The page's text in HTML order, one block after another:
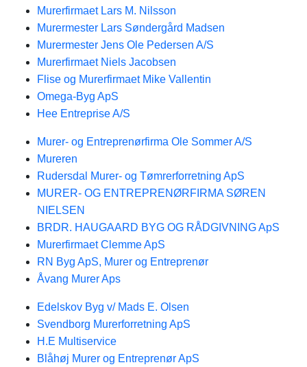
Murerfirmaet Lars M. Nilsson
Murermester Lars Søndergård Madsen
Murermester Jens Ole Pedersen A/S
Murerfirmaet Niels Jacobsen
Flise og Murerfirmaet Mike Vallentin
Omega-Byg ApS
Hee Entreprise A/S
Murer- og Entreprenørfirma Ole Sommer A/S
Mureren
Rudersdal Murer- og Tømrerforretning ApS
MURER- OG ENTREPRENØRFIRMA SØREN
NIELSEN
BRDR. HAUGAARD BYG OG RÅDGIVNING ApS
Murerfirmaet Clemme ApS
RN Byg ApS, Murer og Entreprenør
Åvang Murer Aps
Edelskov Byg v/ Mads E. Olsen
Svendborg Murerforretning ApS
H.E Multiservice
Blåhøj Murer og Entreprenør ApS